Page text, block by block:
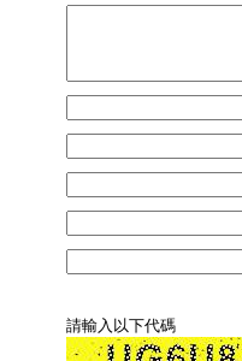
請輸入以下代碼